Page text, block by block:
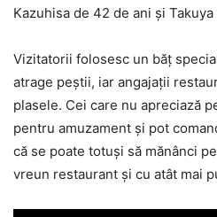
Kazuhisa de 42 de ani şi
Vizitatorii folosesc un băţ
atrage peştii, iar angajaţii
plasele. Cei care nu apreciază
pentru amuzament şi pot
că se poate totuşi să mănânci
vreun restaurant şi cu atât mai